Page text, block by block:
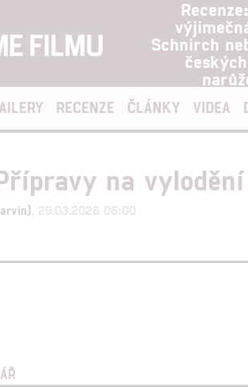
Schnirch
RECENZE ČLÁNKY VIDEA
na
, 29.03.2026 06:00